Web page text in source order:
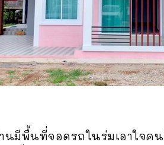
นมีพื้นที่จอดรถในร่มเอาใจค